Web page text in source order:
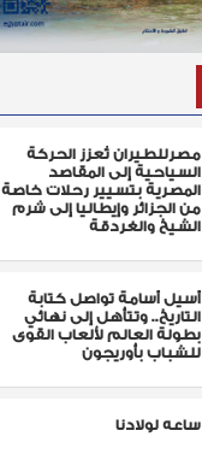
مصرللطيران تُعزز الحركة
السياحية إلى المقاصد
المصرية بتسيير رحلات خاصة
من الجزائر وإيطاليا إلى شرم
الشيخ والغردقة
أسيل أسامة تواصل كتابة
التاريخ.. وتتأهل إلى نهائي
بطولة العالم لألعاب القوى
للشباب بأوريجون
ساعه لولادنا